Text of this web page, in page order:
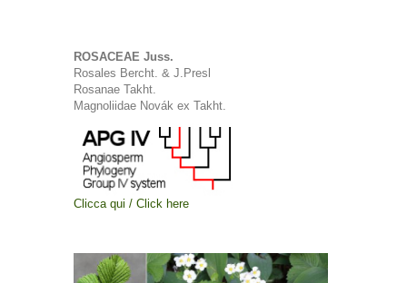
ROSACEAE Juss.
Rosales Bercht. & J.Presl
Rosanae Takht.
Magnoliidae Novák ex Takht.
Clicca qui / Click here